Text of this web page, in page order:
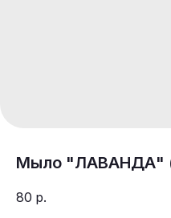
Мыло "ЛАВАНДА"
80 р.